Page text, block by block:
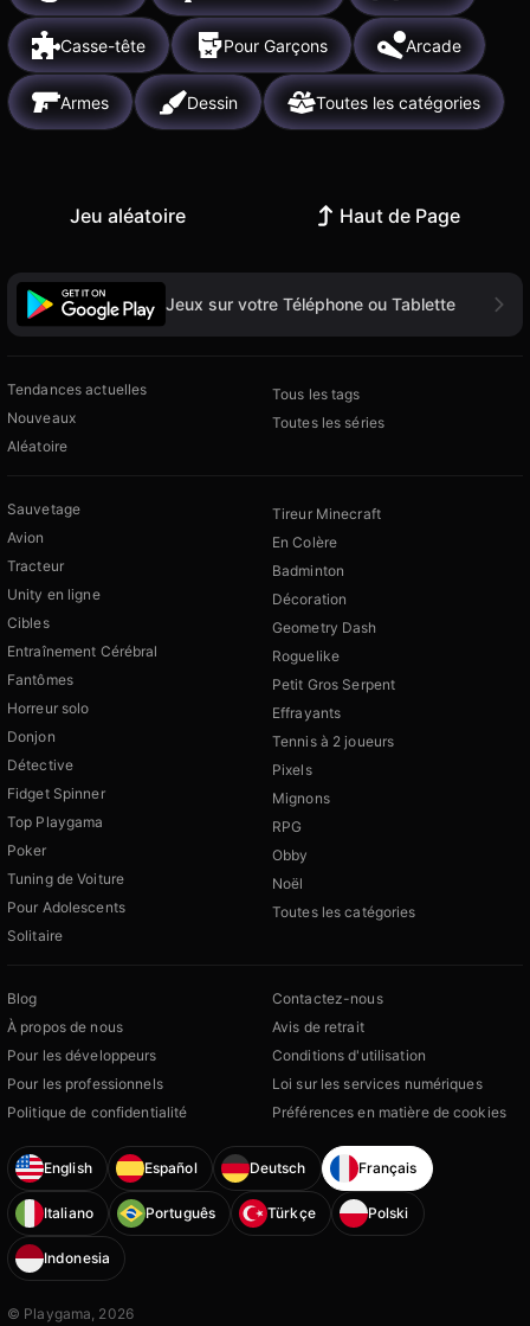
Casse-tête Pour Garçons Arcade
Armes Dessin Toutes les catégories
Jeu aléatoire Haut de Page
Jeux sur votre Téléphone ou Tablette
Tendances actuelles
Nouveaux
Aléatoire
Tous les tags
Toutes les séries
Sauvetage
Avion
Tracteur
Unity en ligne
Cibles
Entraînement Cérébral
Fantômes
Horreur solo
Donjon
Détective
Fidget Spinner
Top Playgama
Poker
Tuning de Voiture
Pour Adolescents
Solitaire
Tireur Minecraft
En Colère
Badminton
Décoration
Geometry Dash
Roguelike
Petit Gros Serpent
Effrayants
Tennis à 2 joueurs
Pixels
Mignons
RPG
Obby
Noël
Toutes les catégories
Blog
À propos de nous
Pour les développeurs
Pour les professionnels
Politique de confidentialité
Contactez-nous
Avis de retrait
Conditions d'utilisation
Loi sur les services numériques
Préférences en matière de cookies
English Español Deutsch Français
Italiano Português Türkçe Polski
Indonesia
© Playgama, 2026